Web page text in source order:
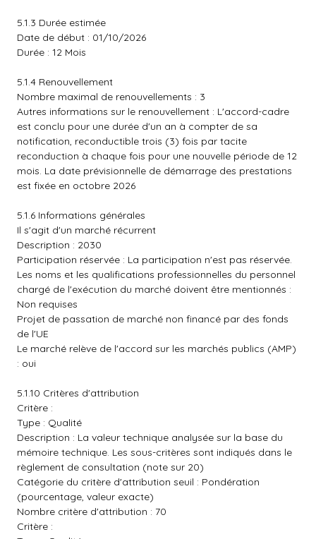
5.1.3 Durée estimée
Date de début : 01/10/2026
Durée : 12 Mois
5.1.4 Renouvellement
Nombre maximal de renouvellements : 3
Autres informations sur le renouvellement : L'accord-cadre
est conclu pour une durée d'un an à compter de sa
notification, reconductible trois (3) fois par tacite
reconduction à chaque fois pour une nouvelle période de 12
mois. La date prévisionnelle de démarrage des prestations
est fixée en octobre 2026
5.1.6 Informations générales
Il s'agit d'un marché récurrent
Description : 2030
Participation réservée : La participation n'est pas réservée.
Les noms et les qualifications professionnelles du personnel
chargé de l'exécution du marché doivent être mentionnés :
Non requises
Projet de passation de marché non financé par des fonds
de l'UE
Le marché relève de l'accord sur les marchés publics (AMP)
: oui
5.1.10 Critères d'attribution
Critère :
Type : Qualité
Description : La valeur technique analysée sur la base du
mémoire technique. Les sous-critères sont indiqués dans le
règlement de consultation (note sur 20)
Catégorie du critère d'attribution seuil : Pondération
(pourcentage, valeur exacte)
Nombre critère d'attribution : 70
Critère :